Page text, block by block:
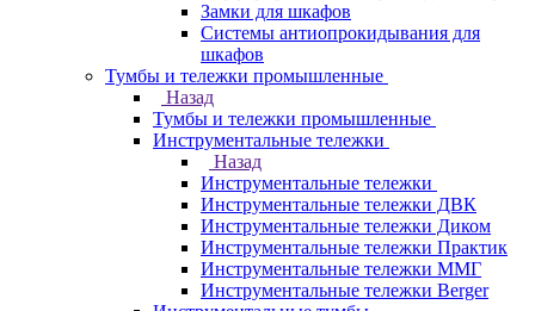
Замки для шкафов
Системы антиопрокидывания для
шкафов
Тумбы и тележки промышленные
Назад
Тумбы и тележки промышленные
Инструментальные тележки
Назад
Инструментальные тележки
Инструментальные тележки ДВК
Инструментальные тележки Диком
Инструментальные тележки Практик
Инструментальные тележки ММГ
Инструментальные тележки Berger